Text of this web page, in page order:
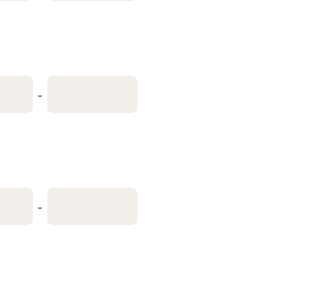
-
-